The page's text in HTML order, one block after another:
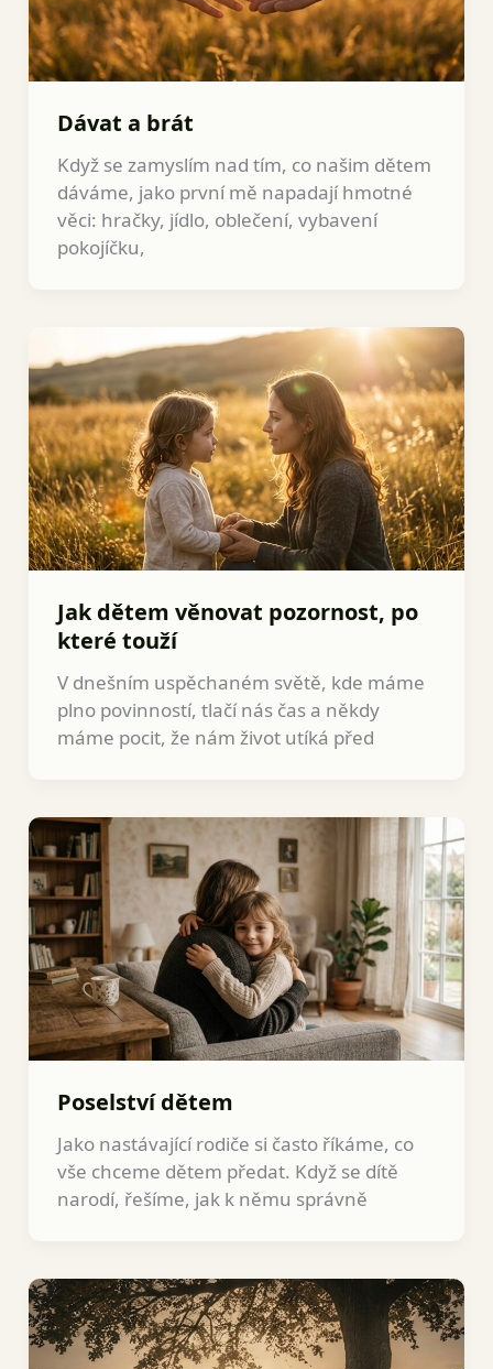
Dávat a brát
Když se zamyslím nad tím, co našim dětem
dáváme, jako první mě napadají hmotné
věci: hračky, jídlo, oblečení, vybavení
pokojíčku,
Jak dětem věnovat pozornost, po
které touží
V dnešním uspěchaném světě, kde máme
plno povinností, tlačí nás čas a někdy
máme pocit, že nám život utíká před
Poselství dětem
Jako nastávající rodiče si často říkáme, co
vše chceme dětem předat. Když se dítě
narodí, řešíme, jak k němu správně